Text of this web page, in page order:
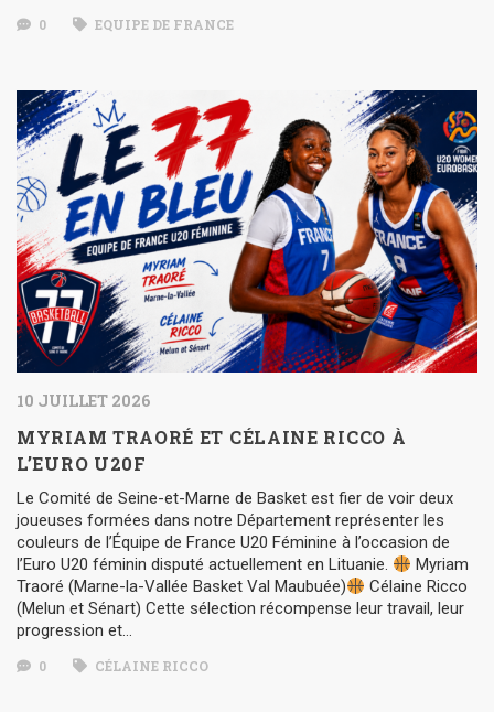
0 EQUIPE DE FRANCE
10 JUILLET 2026
MYRIAM TRAORÉ ET CÉLAINE RICCO À
L’EURO U20F
Le Comité de Seine-et-Marne de Basket est fier de voir deux
joueuses formées dans notre Département représenter les
couleurs de l’Équipe de France U20 Féminine à l’occasion de
l’Euro U20 féminin disputé actuellement en Lituanie.
Myriam
Traoré (Marne-la-Vallée Basket Val Maubuée)
Célaine Ricco
(Melun et Sénart) Cette sélection récompense leur travail, leur
progression et…
0 CÉLAINE RICCO